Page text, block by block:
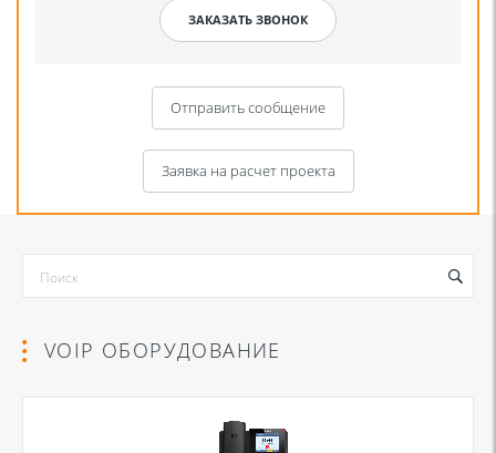
Отправить сообщение
Заявка на расчет проекта
VOIP ОБОРУДОВАНИЕ